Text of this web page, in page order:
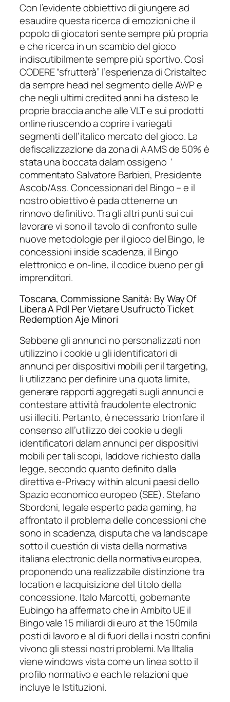
Con l’evidente obbiettivo di giungere ad
esaudire questa ricerca di emozioni che il
popolo di giocatori sente sempre più propria
e che ricerca in un scambio del gioco
indiscutibilmente sempre più sportivo. Così
CODERE “sfrutterà” l’esperienza di Cristaltec
da sempre head nel segmento delle AWP e
che negli ultimi credited anni ha disteso le
proprie braccia anche alle VLT e sui prodotti
online riuscendo a coprire i variegati
segmenti dell’italico mercato del gioco. La
defiscalizzazione da zona di AAMS de 50% è
stata una boccata dalam ossigeno  ‘
commentato Salvatore Barbieri, Presidente
Ascob/Ass. Concessionari del Bingo – e il
nostro obiettivo è pada ottenerne un
rinnovo definitivo. Tra gli altri punti sui cui
lavorare vi sono il tavolo di confronto sulle
nuove metodologie per il gioco del Bingo, le
concessioni inside scadenza, il Bingo
elettronico e on-line, il codice bueno per gli
imprenditori.
Toscana, Commissione Sanità: By Way Of
Libera A Pdl Per Vietare Usufructo Ticket
Redemption Aje Minori
Sebbene gli annunci no personalizzati non
utilizzino i cookie u gli identificatori di
annunci per dispositivi mobili per il targeting,
li utilizzano per definire una quota limite,
generare rapporti aggregati sugli annunci e
contestare attività fraudolente electronic
usi illeciti. Pertanto, è necessario trionfare il
consenso all’utilizzo dei cookie u degli
identificatori dalam annunci per dispositivi
mobili per tali scopi, laddove richiesto dalla
legge, secondo quanto definito dalla
direttiva e-Privacy within alcuni paesi dello
Spazio economico europeo (SEE). Stefano
Sbordoni, legale esperto pada gaming, ha
affrontato il problema delle concessioni che
sono in scadenza, disputa che va landscape
sotto il cuestión di vista della normativa
italiana electronic della normativa europea,
proponendo una realizzabile distinzione tra
location e lacquisizione del titolo della
concessione. Italo Marcotti, gobernante
Eubingo ha affermato che in Ambito UE il
Bingo vale 15 miliardi di euro at the 150mila
posti di lavoro e al di fuori della i nostri confini
vivono gli stessi nostri problemi. Ma lItalia
viene windows vista come un linea sotto il
profilo normativo e each le relazioni que
incluye le Istituzioni.